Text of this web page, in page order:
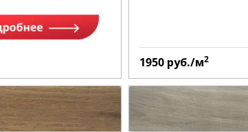
1950 руб./м2